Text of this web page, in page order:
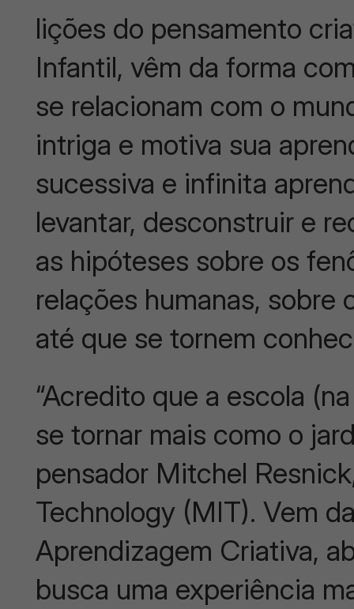
lições do pensamento
Infantil, vêm da forma
se relacionam com o
intriga e motiva sua
sucessiva e infinita
levantar, desconstruir e
as hipóteses sobre os
relações humanas,
até que se tornem
“Acredito que a escola
se tornar mais como o
pensador Mitchel
Technology (MIT). Vem
Aprendizagem Criativa,
busca uma experiência